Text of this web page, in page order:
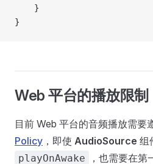
    }
}
Web 平台的播放限制
目前 Web 平台的音频播放需要
Policy ，即使 AudioSource 组
playOnAwake ，也需要在